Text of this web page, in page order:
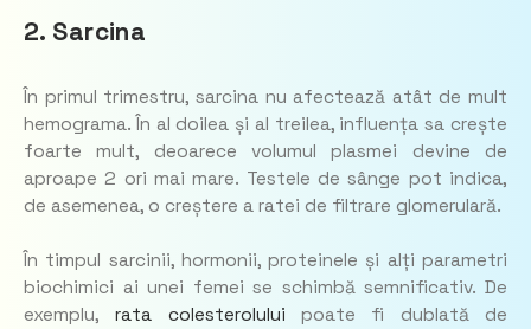
2. Sarcina
În primul trimestru, sarcina nu afectează atât de mult
hemograma. În al doilea și al treilea, influența sa crește
foarte mult, deoarece volumul plasmei devine de
aproape 2 ori mai mare. Testele de sânge pot indica,
de asemenea, o creștere a ratei de filtrare glomerulară.
În timpul sarcinii, hormonii, proteinele și alți parametri
biochimici ai unei femei se schimbă semnificativ. De
exemplu,rata colesterolului poate fi dublată de